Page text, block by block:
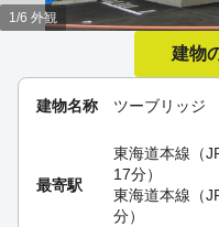
建物名称 ツーブリッジ
最寄駅
東海道本線（
17分）
東海道本線（
分）
1/6 外観
建物